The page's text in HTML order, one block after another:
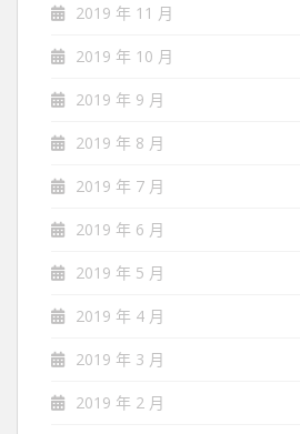
2019 年 11 月
2019 年 10 月
2019 年 9 月
2019 年 8 月
2019 年 7 月
2019 年 6 月
2019 年 5 月
2019 年 4 月
2019 年 3 月
2019 年 2 月